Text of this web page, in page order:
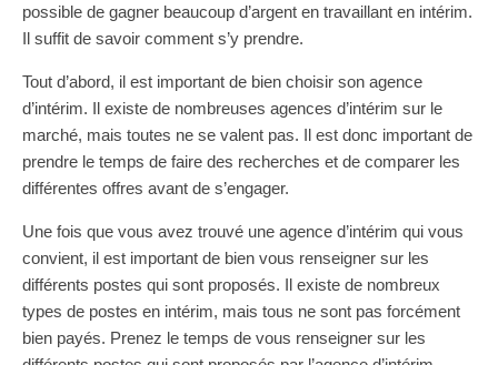
possible de gagner beaucoup d’argent en travaillant en intérim.
Il suffit de savoir comment s’y prendre.
Tout d’abord, il est important de bien choisir son agence
d’intérim. Il existe de nombreuses agences d’intérim sur le
marché, mais toutes ne se valent pas. Il est donc important de
prendre le temps de faire des recherches et de comparer les
différentes offres avant de s’engager.
Une fois que vous avez trouvé une agence d’intérim qui vous
convient, il est important de bien vous renseigner sur les
différents postes qui sont proposés. Il existe de nombreux
types de postes en intérim, mais tous ne sont pas forcément
bien payés. Prenez le temps de vous renseigner sur les